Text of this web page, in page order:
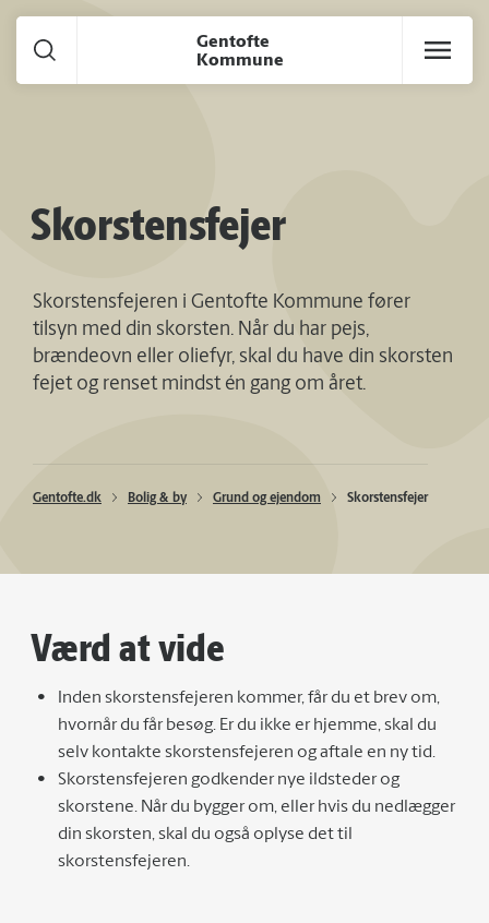
Gentofte
Kommune
Skorstensfejer
Skorstensfejeren i Gentofte Kommune fører
tilsyn med din skorsten. Når du har pejs,
brændeovn eller oliefyr, skal du have din skorsten
fejet og renset mindst én gang om året.
Gentofte.dk Bolig & by Grund og ejendom Skorstensfejer
Værd at vide
Inden skorstensfejeren kommer, får du et brev om,
hvornår du får besøg. Er du ikke er hjemme, skal du
selv kontakte skorstensfejeren og aftale en ny tid.
Skorstensfejeren godkender nye ildsteder og
skorstene. Når du bygger om, eller hvis du nedlægger
din skorsten, skal du også oplyse det til
skorstensfejeren.